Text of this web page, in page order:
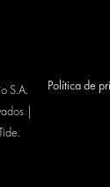
S.A.
|
.
Política de